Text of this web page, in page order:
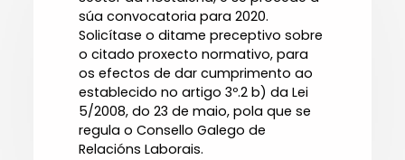
súa convocatoria para 2020.
Solicítase o ditame preceptivo sobre
o citado proxecto normativo, para
os efectos de dar cumprimento ao
establecido no artigo 3º.2 b) da Lei
5/2008, do 23 de maio, pola que se
regula o Consello Galego de
Relacións Laborais.